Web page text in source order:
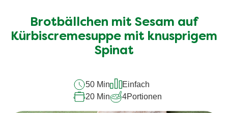
Brotbällchen mit Sesam auf
Kürbiscremesuppe mit knusprigem
Spinat
50 Min
Einfach
20 Min
4Portionen